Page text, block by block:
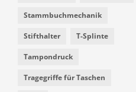
Stammbuchmechanik
Stifthalter T-Splinte
Tampondruck
Tragegriffe für Taschen